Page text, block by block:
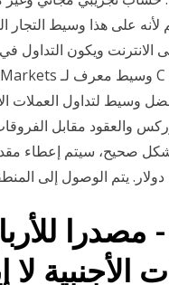
ويكون التداول
وسيط لتداول العملات
والعقود مقابل
صحيح، سيتم إعطاء
- مصدرا